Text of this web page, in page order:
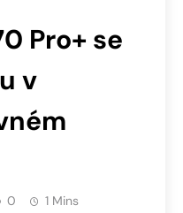
Pro+ se
v
0 1 Mins